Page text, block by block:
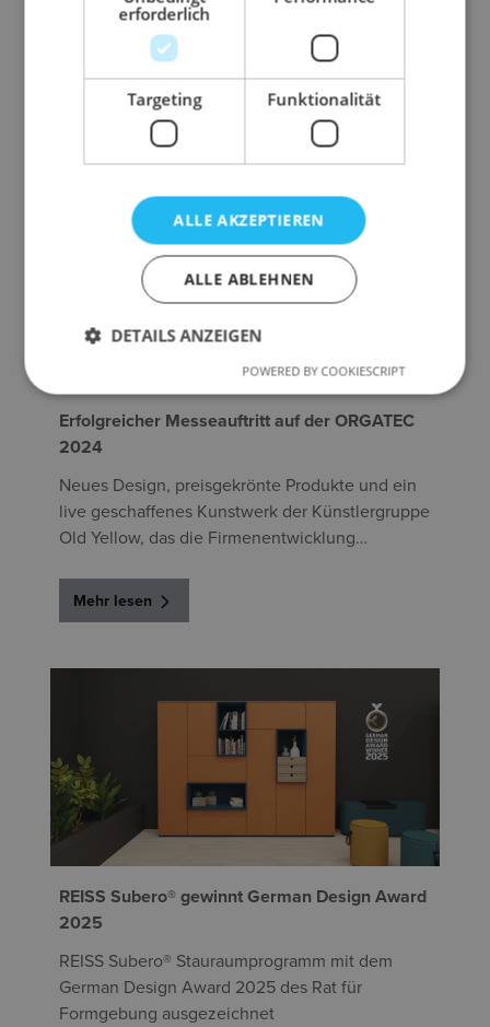
Preisverleihung des German Design Award für
herausragendes Design und Funktionalität – ein
großer Erfolg für unser engagiertes Team.
Mehr lesen
Erfolgreicher Messeauftritt auf der ORGATEC
2024
Neues Design, preisgekrönte Produkte und ein
live geschaffenes Kunstwerk der Künstlergruppe
Old Yellow, das die Firmenentwicklung
Mehr lesen
REISS Subero® gewinnt German Design Award
2025
REISS Subero® Stauraumprogramm mit dem
German Design Award 2025 des Rat für
Formgebung ausgezeichnet
erforderlich
Targeting Funktionalität
ALLE AKZEPTIEREN
ALLE ABLEHNEN
DETAILS ANZEIGEN
POWERED BY COOKIESCRIPT